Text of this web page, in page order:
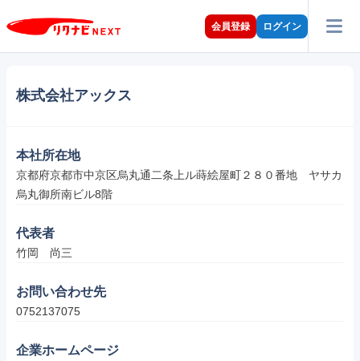
会員登録 ログイン
株式会社アックス
本社所在地
京都府京都市中京区烏丸通二条上ル蒔絵屋町２８０番地　ヤサカ
烏丸御所南ビル8階
代表者
竹岡　尚三
お問い合わせ先
0752137075
企業ホームページ